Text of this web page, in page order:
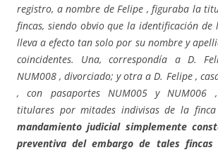
registro, a nombre de Felipe , figuraba la
fincas, siendo obvio que la identificación de
lleva a efecto tan solo por su nombre y
coincidentes. Una, correspondía a D.
NUM008 , divorciado; y otra a D. Felipe ,
, con pasaportes NUM005 y NUM006 ,
titulares por mitades indivisas de la finca
mandamiento judicial simplemente
preventiva del embargo de tales fincas